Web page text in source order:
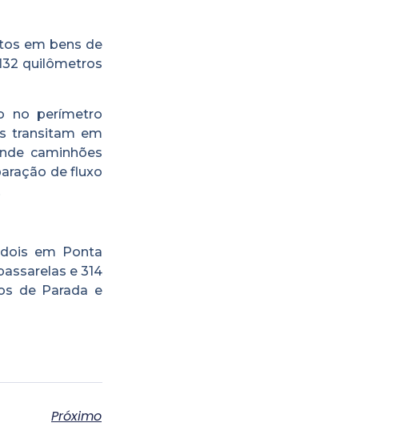
em bens de
quilômetros
no perímetro
transitam em
caminhões
de fluxo
em Ponta
e 314
de Parada e
Próximo